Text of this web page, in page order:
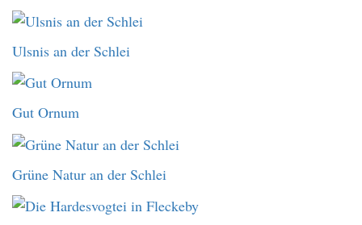
Ulsnis an der Schlei
Gut Ornum
Grüne Natur an der Schlei